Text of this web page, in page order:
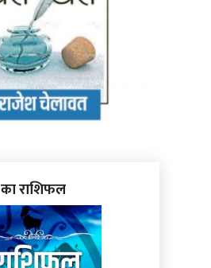
का राशिफल